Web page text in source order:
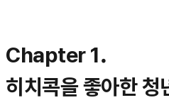
Chapter 1.
히치콕을 좋아한 청